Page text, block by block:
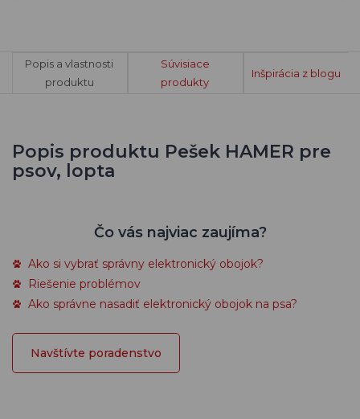
Popis a vlastnosti
produktu
Súvisiace
produkty
Inšpirácia z blogu
Popis produktu Pešek HAMER pre
psov, lopta
Čo vás najviac zaujíma?
Ako si vybrať správny elektronický obojok?
Riešenie problémov
Ako správne nasadiť elektronický obojok na psa?
Navštívte poradenstvo